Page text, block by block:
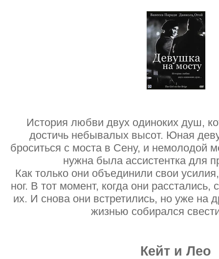
История любви двух одиноких душ,
достичь небывалых высот. Юная
броситься с моста в Сену, и немолодой
нужна была ассистентка для
Как только они объединили свои
ног. В тот момент, когда они расстались,
их. И снова они встретились, но уже на
жизнью собирался
Кейт и Лео